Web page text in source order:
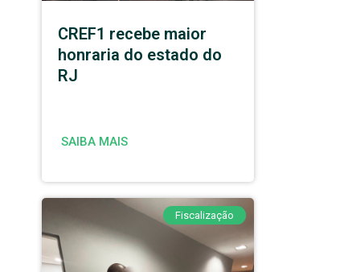
CREF1 recebe maior
honraria do estado do
RJ
SAIBA MAIS
Fiscalização